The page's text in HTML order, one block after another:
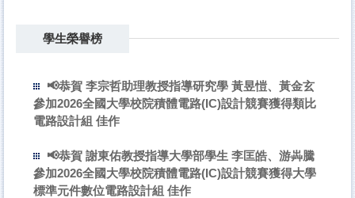
學生榮譽榜
📢恭賀 李宗哲助理教授指導研究學 黃昱愷、黃金玄
參加2026全國大學校院積體電路(IC)設計競賽獲得類比
電路設計組 佳作
📢恭賀 謝東佑教授指導大學部學生 李匡皓、游芔騰
參加2026全國大學校院積體電路(IC)設計競賽獲得大學
標準元件數位電路設計組 佳作